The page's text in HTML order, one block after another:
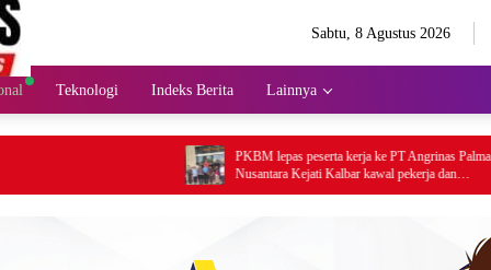
Sabtu, 8 Agustus 2026
Teknologi Indeks Berita Lainnya
PKBM lepas peserta kerja ke PT Angrinas Palma
Nusantara Kejati Kalbar kawal pekerja dan
pendidikan